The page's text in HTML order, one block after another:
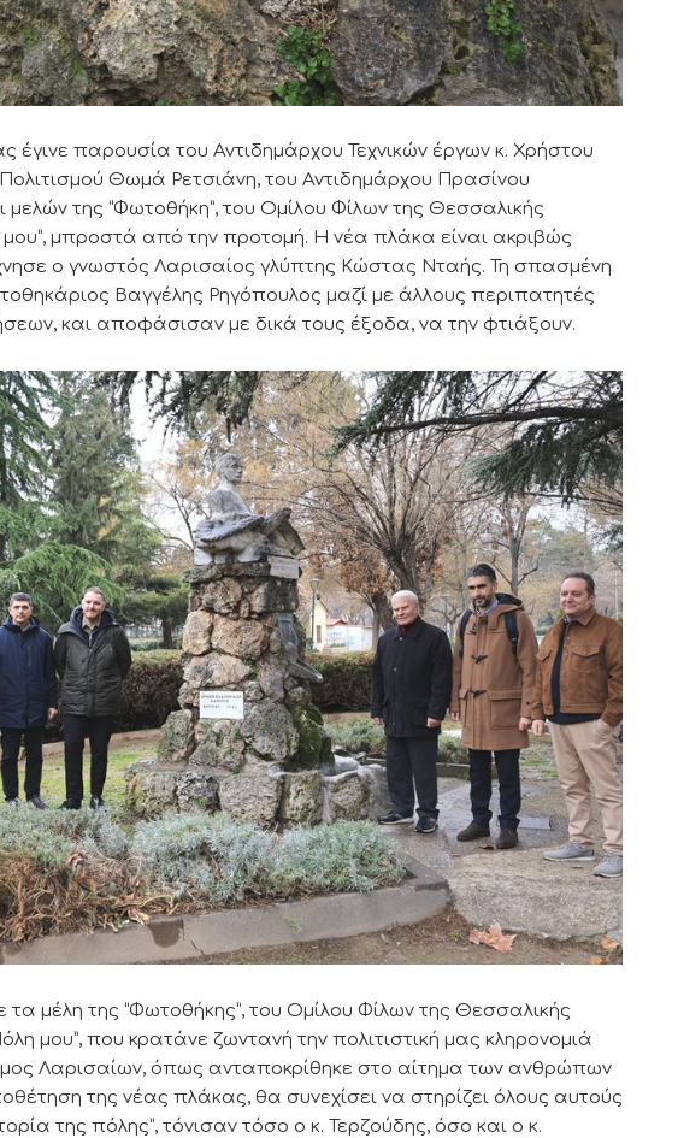
παρουσία του Αντιδημάρχου Τεχνικών έργων κ. Χρήστου
Θωμά Ρετσιάνη, του Αντιδημάρχου Πρασίνου
μελών της “Φωτοθήκη”, του Ομίλου Φίλων της Θεσσαλικής
μου”, μπροστά από την προτομή. Η νέα πλάκα είναι ακριβώς
ο γνωστός Λαρισαίος γλύπτης Κώστας Νταής. Τη σπασμένη
Βαγγέλης Ρηγόπουλος μαζί με άλλους περιπατητές
και αποφάσισαν με δικά τους έξοδα, να την φτιάξουν.
μέλη της “Φωτοθήκης”, του Ομίλου Φίλων της Θεσσαλικής
μου”, που κρατάνε ζωντανή την πολιτιστική μας κληρονομιά
Λαρισαίων, όπως ανταποκρίθηκε στο αίτημα των ανθρώπων
της νέας πλάκας, θα συνεχίσει να στηρίζει όλους αυτούς
της πόλης”, τόνισαν τόσο ο κ. Τερζούδης, όσο και ο κ.